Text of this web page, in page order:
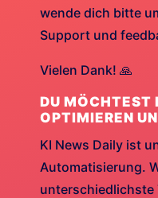
wende dich bitte
Support und
Vielen Dank! 🙏
DU MÖCHTEST
OPTIMIEREN
KI News Daily ist
Automatisierung.
unterschiedlichste